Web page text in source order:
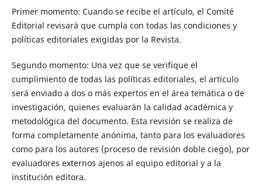
Primer momento: Cuando se recibe el artículo, el Comité
Editorial revisará que cumpla con todas las condiciones y
políticas editoriales exigidas por la Revista.
Segundo momento: Una vez que se verifique el
cumplimiento de todas las políticas editoriales, el artículo
será enviado a dos o más expertos en el área temática o de
investigación, quienes evaluarán la calidad académica y
metodológica del documento. Esta revisión se realiza de
forma completamente anónima, tanto para los evaluadores
como para los autores (proceso de revisión doble ciego), por
evaluadores externos ajenos al equipo editorial y a la
institución editora.